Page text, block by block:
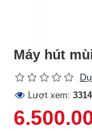
Máy hút
Lượt xem: 3314